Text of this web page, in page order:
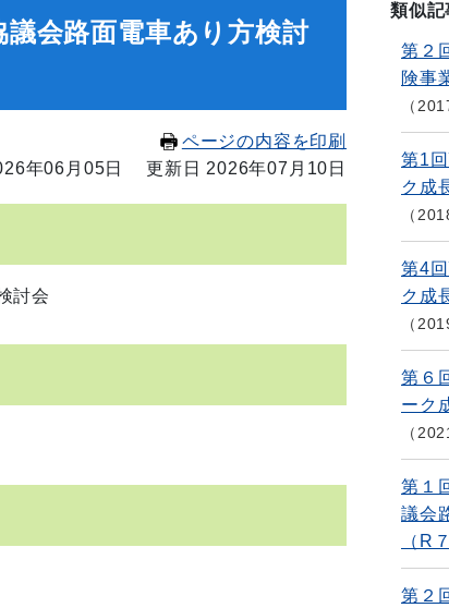
会路面電車あり方検討
ページの内容を印刷
年06月05日
更新日 2026年07月10日
討会
類似記
第２
険事
第1
ク成
第4
ク成
第６
ーク
第１
議会
（R
第２